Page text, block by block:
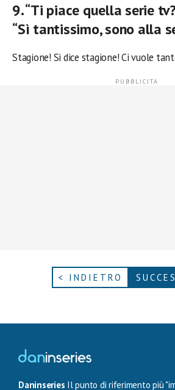
9. “Ti piace quella serie
“Sì tantissimo, sono alla
Stagione! Si dice stagione! Ci vuole
< INDIETRO
Daninseries Il punto di riferimento più